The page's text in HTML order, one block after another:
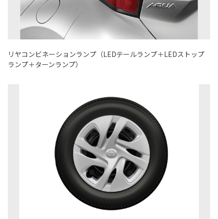
リヤコンビネーションランプ（LEDテールランプ＋LEDストップ
ランプ＋ターンランプ）